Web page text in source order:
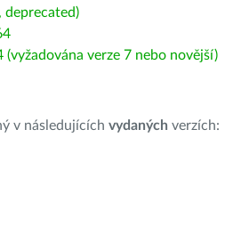
verze 7 nebo novější)
v následujících vydaných verzích: